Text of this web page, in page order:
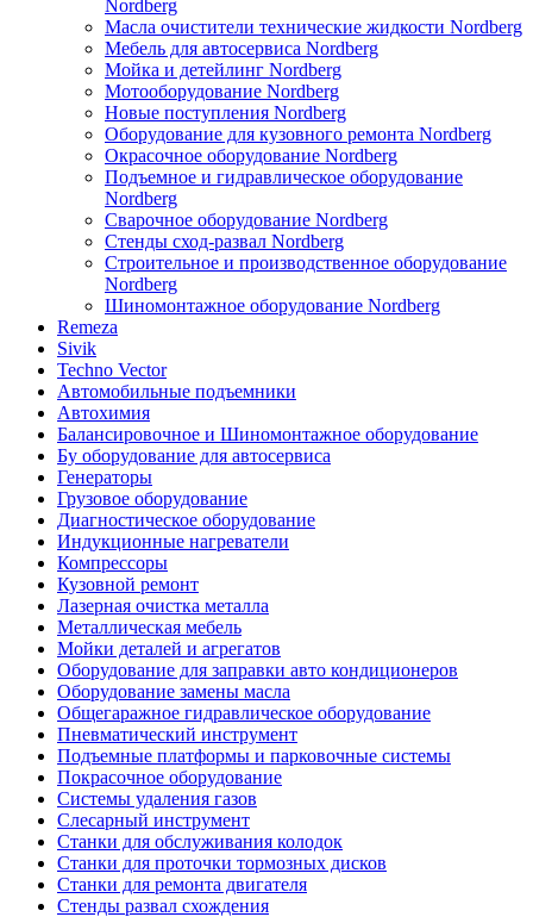
Nordberg
Масла очистители технические жидкости Nordberg
Мебель для автосервиса Nordberg
Мойка и детейлинг Nordberg
Мотооборудование Nordberg
Новые поступления Nordberg
Оборудование для кузовного ремонта Nordberg
Окрасочное оборудование Nordberg
Подъемное и гидравлическое оборудование
Nordberg
Сварочное оборудование Nordberg
Стенды сход-развал Nordberg
Строительное и производственное оборудование
Nordberg
Шиномонтажное оборудование Nordberg
Remeza
Sivik
Techno Vector
Автомобильные подъемники
Автохимия
Балансировочное и Шиномонтажное оборудование
Бу оборудование для автосервиса
Генераторы
Грузовое оборудование
Диагностическое оборудование
Индукционные нагреватели
Компрессоры
Кузовной ремонт
Лазерная очистка металла
Металлическая мебель
Мойки деталей и агрегатов
Оборудование для заправки авто кондиционеров
Оборудование замены масла
Общегаражное гидравлическое оборудование
Пневматический инструмент
Подъемные платформы и парковочные системы
Покрасочное оборудование
Системы удаления газов
Слесарный инструмент
Станки для обслуживания колодок
Станки для проточки тормозных дисков
Станки для ремонта двигателя
Стенды развал схождения